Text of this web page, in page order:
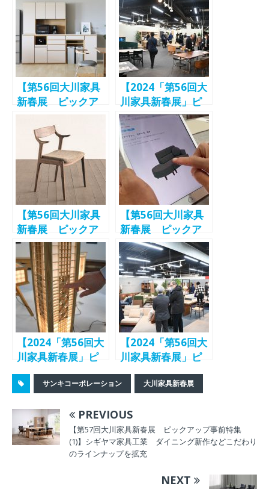
【第56回大川家具
新春展 ピックア
ップ事前特集(2)】
サンキコーポレー
ション リビング
／ダイニング、ベ
ッドルームを中心
に多彩なラインナ
ップ
【2024「第56回大
川家具新春展」ピ
ックアップ⑥】サ
ンキコーポレーシ
ョン 電動ソファ
「ウルスラ」など
若年・ファミリー
層へ向けた製品提
案
【第56回大川家具
新春展 ピックア
ップ事前特集(7)】
シキファニチア
「ナスビ」「ワー
プ」などこだわり
のチェアーをライ
ンナップ
【第56回大川家具
新春展 ピックア
ップ事前特集
(15)】リビンズ
現場の作業効率を
高める商品データ
ベースシステム
【2024「第56回大
川家具新春展」ピ
ックアップ⑤】シ
ギヤマ家具工業
子」の技術を活か
す「優雅」「風
雅」などの新シリ
ーズ コントラク
【2024「第56回大
川家具新春展」ピ
ックアップ⑧】
AKASE ペーパー
リクライナーなど
の新カテゴリ製品
も
サンキコーポレーション 大川家具新春展
PREVIOUS
【第57回大川家具新春展 ピックアップ事前特集
(1)】シギヤマ家具工業 ダイニング新作などこだわり
のラインナップを拡充
NEXT